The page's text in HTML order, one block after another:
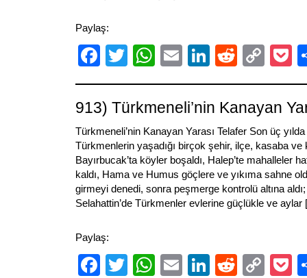
Paylaş:
Facebook
TwitterWhatsApp
EmailLinkedIn
Reddit
Link
913) Türkmeneli’nin Kanayan
Türkmeneli’nin Kanayan Yarası Telafer Son üç
Türkmenlerin yaşadığı birçok şehir, ilçe, kasaba ve
Bayırbucak’ta köyler boşaldı, Halep’te mahalleler
kaldı, Hama ve Humus göçlere ve yıkıma sahne
girmeyi denedi, sonra peşmerge kontrolü altına
Selahattin’de Türkmenler evlerine güçlükle ve
Paylaş:
Facebook
TwitterWhatsApp
EmailLinkedIn
Reddit